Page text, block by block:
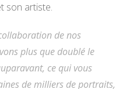
son artiste.
de nos
plus que doublé le
ce qui vous
de milliers de portraits,